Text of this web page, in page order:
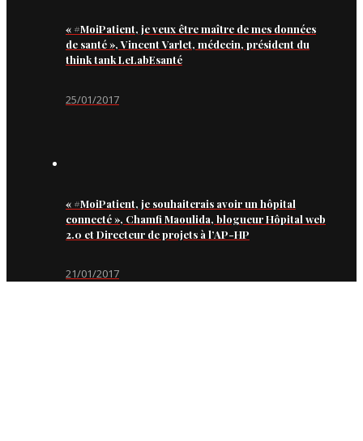
« #MoiPatient, je veux être maître de mes données
de santé », Vincent Varlet, médecin, président du
think tank LeLabEsanté
25/01/2017
« #MoiPatient, je souhaiterais avoir un hôpital
connecté », Chamfi Maoulida, blogueur Hôpital web
2.0 et Directeur de projets à l’AP-HP
21/01/2017